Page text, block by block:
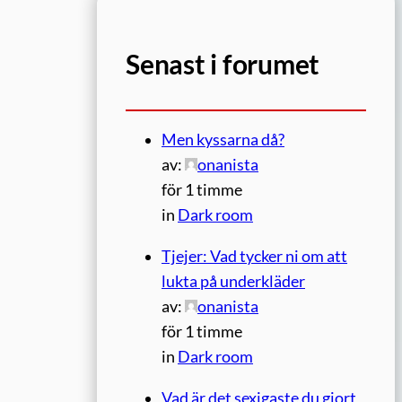
Senast i forumet
Men kyssarna då?
av:
onanista
för 1 timme
in Dark room
Tjejer: Vad tycker ni om att
lukta på underkläder
av:
onanista
för 1 timme
in Dark room
Vad är det sexigaste du gjort